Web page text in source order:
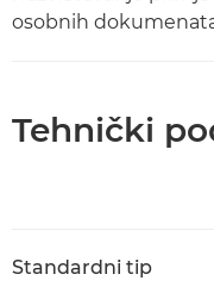
osobnih
Tehnički
Standardni tip